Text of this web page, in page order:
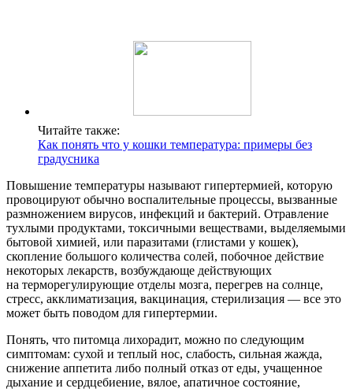
Читайте также:
Как понять что у кошки температура: примеры без
градусника
Повышение температуры называют гипертермией, которую
провоцируют обычно воспалительные процессы, вызванные
размножением вирусов, инфекций и бактерий. Отравление
тухлыми продуктами, токсичными веществами, выделяемыми
бытовой химией, или паразитами (глистами у кошек),
скопление большого количества солей, побочное действие
некоторых лекарств, возбуждающе действующих
на терморегулирующие отделы мозга, перегрев на солнце,
стресс, акклиматизация, вакцинация, стерилизация — все это
может быть поводом для гипертермии.
Понять, что питомца лихорадит, можно по следующим
симптомам: сухой и теплый нос, слабость, сильная жажда,
снижение аппетита либо полный отказ от еды, учащенное
дыхание и сердцебиение, вялое, апатичное состояние,